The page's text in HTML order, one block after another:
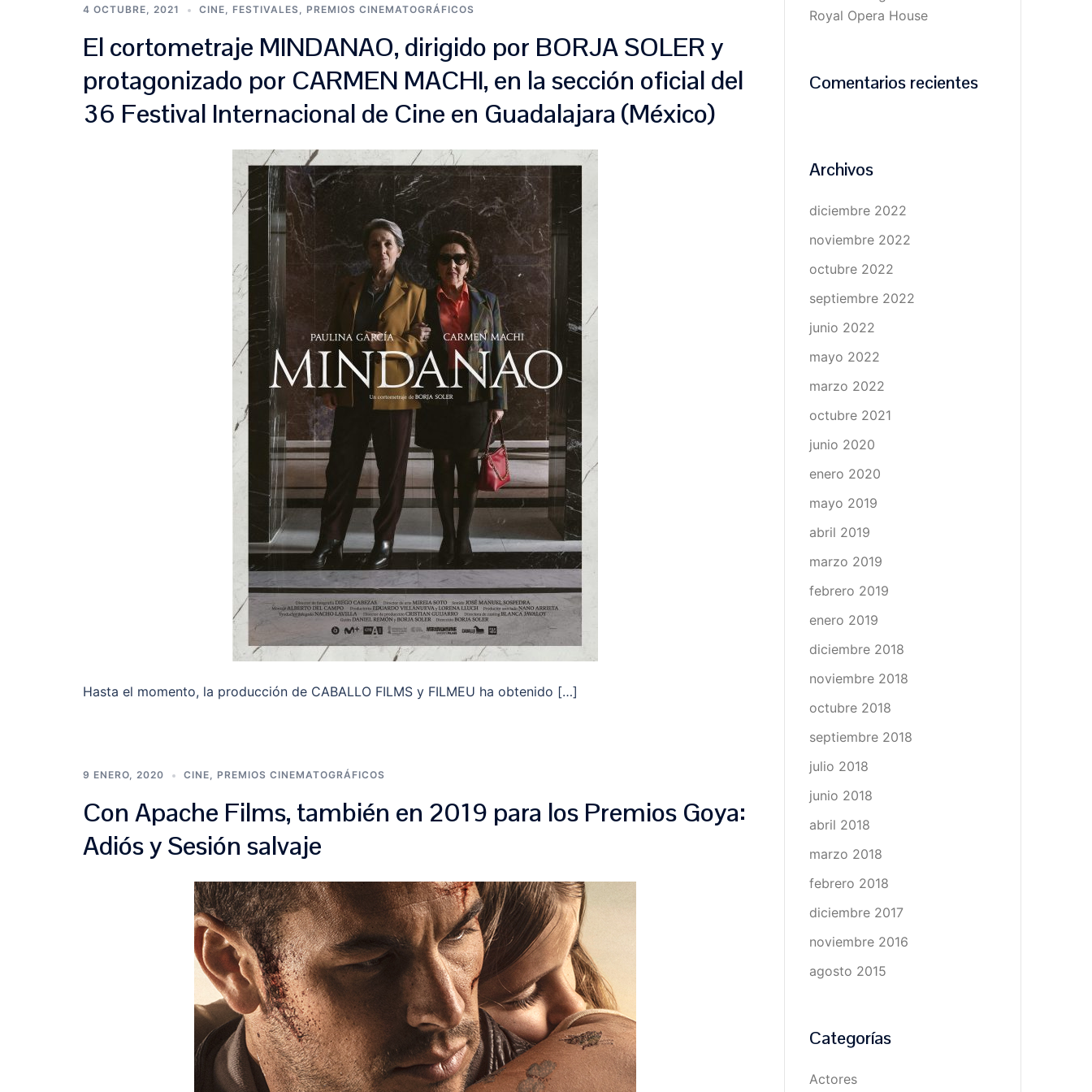
4 OCTUBRE, 2021 CINE, FESTIVALES, PREMIOS CINEMATOGRÁFICOS
El cortometraje MINDANAO, dirigido por BORJA SOLER y
protagonizado por CARMEN MACHI, en la sección oficial del
36 Festival Internacional de Cine en Guadalajara (México)
Hasta el momento, la producción de CABALLO FILMS y FILMEU ha obtenido […]
9 ENERO, 2020 CINE, PREMIOS CINEMATOGRÁFICOS
Con Apache Films, también en 2019 para los Premios Goya:
Adiós y Sesión salvaje
Royal Opera House
Comentarios recientes
Archivos
diciembre 2022
noviembre 2022
octubre 2022
septiembre 2022
junio 2022
mayo 2022
marzo 2022
octubre 2021
junio 2020
enero 2020
mayo 2019
abril 2019
marzo 2019
febrero 2019
enero 2019
diciembre 2018
noviembre 2018
octubre 2018
septiembre 2018
julio 2018
junio 2018
abril 2018
marzo 2018
febrero 2018
diciembre 2017
noviembre 2016
agosto 2015
Categorías
Actores